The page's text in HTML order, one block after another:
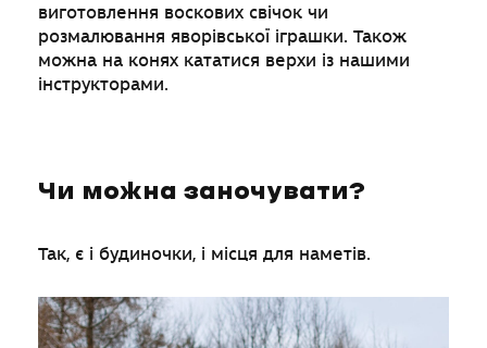
виготовлення воскових свічок чи
розмалювання яворівської іграшки. Також
можна на конях кататися верхи із нашими
інструкторами.
Чи можна заночувати?
Так, є і будиночки, і місця для наметів.